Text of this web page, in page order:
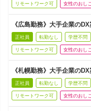
リモートワーク可 女性のおし
《広島勤務》大手企業の
正社員 転勤なし 学歴不問
リモートワーク可 女性のおし
《札幌勤務》大手企業の
正社員 転勤なし 学歴不問
リモートワーク可 女性のおし